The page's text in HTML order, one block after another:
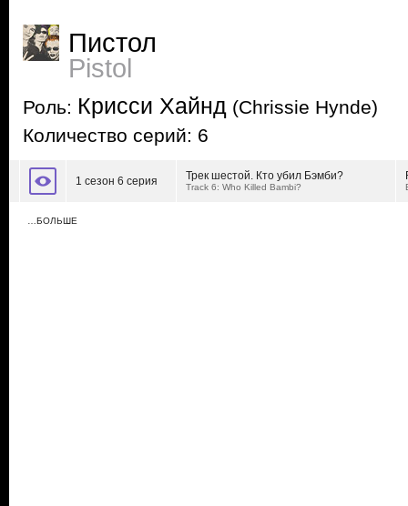
Пистол
Pistol
Роль: Крисси Хайнд (Chrissie Hynde)
Количество серий: 6
1 сезон 6 серия Трек шестой. Кто убил Бэмби?
Track 6: Who Killed Bambi?
…БОЛЬШЕ